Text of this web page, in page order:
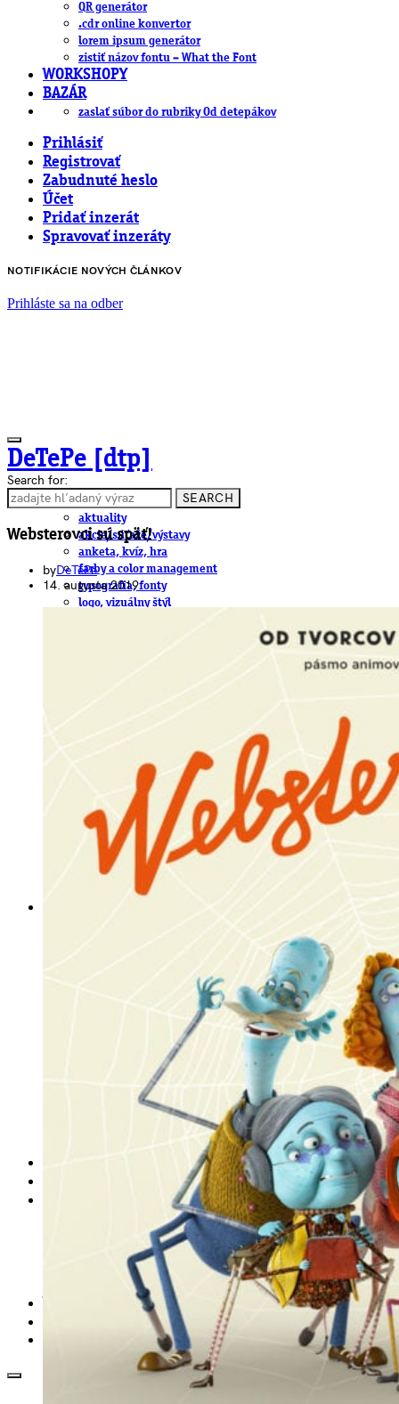
QR generátor
.cdr online konvertor
lorem ipsum generátor
zistiť názov fontu – What the Font
WORKSHOPY
BAZÁR
zaslať súbor do rubriky Od detepákov
Prihlásiť
Registrovať
Zabudnuté heslo
Účet
Pridať inzerát
Spravovať inzeráty
NOTIFIKÁCIE NOVÝCH ČLÁNKOV
Prihláste sa na odber
DeTePe [dtp]
ČLÁNKY
aktuality
akcie/súťaže/výstavy
anketa, kvíz, hra
farby a color management
typografia, fonty
logo, vizuálny štýl
software, mobilné aplikácie
na stiahnutie
obludárium
video
pracovné ponuky
DeTePe [dtp]
ZÁKAZKY
fonty, písmo, typografia
farby a color management návody
fonty zadarmo
.cdr online konvertor
lorem ipsum generátor
zistiť názov fontu – What the Font
zaslať súbor do rubriky Od detepákov
Search for:
SEARCH
Websterovci sú späť!
byDeTePe
14. augusta 2019